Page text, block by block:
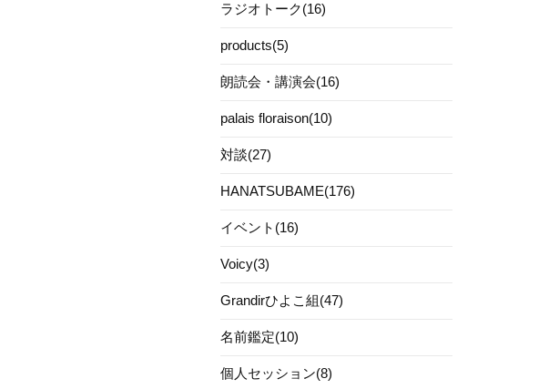
ラジオトーク(16)
products(5)
朗読会・講演会(16)
palais floraison(10)
対談(27)
HANATSUBAME(176)
イベント(16)
Voicy(3)
Grandirひよこ組(47)
名前鑑定(10)
個人セッション(8)